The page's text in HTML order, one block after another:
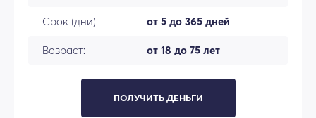
Срок (дни): от 5 до 365 дней
Возраст: от 18 до 75 лет
ПОЛУЧИТЬ ДЕНЬГИ